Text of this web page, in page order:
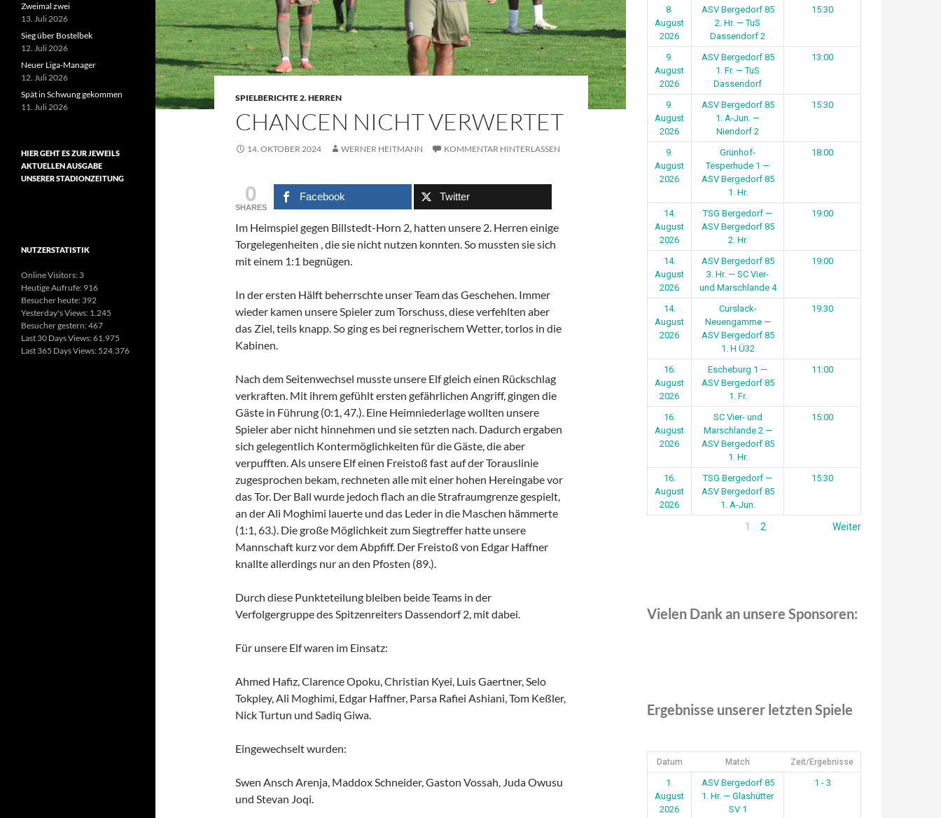
SPIELBERICHTE 2. HERREN
CHANCEN NICHT VERWERTET
14. OKTOBER 2024 WERNER HEITMANN KOMMENTAR HINTERLASSEN
0
SHARES
Facebook Twitter
Im Heimspiel gegen Billstedt-Horn 2, hatten unsere 2. Herren einige
Torgelegenheiten , die sie nicht nutzen konnten. So mussten sie sich
mit einem 1:1 begnügen.
In der ersten Hälft beherrschte unser Team das Geschehen. Immer
wieder kamen unsere Spieler zum Torschuss, diese verfehlten aber
das Ziel, teils knapp. So ging es bei regnerischem Wetter, torlos in die
Kabinen.
Nach dem Seitenwechsel musste unsere Elf gleich einen Rückschlag
verkraften. Mit ihrem gefühlt ersten gefährlichen Angriff, gingen die
Gäste in Führung (0:1, 47.). Eine Heimniederlage wollten unsere
Spieler aber nicht hinnehmen und sie setzten nach. Dadurch ergaben
sich gelegentlich Kontermöglichkeiten für die Gäste, die aber
verpufften. Als unsere Elf einen Freistoß fast auf der Torauslinie
zugesprochen bekam, rechneten alle mit einer hohen Hereingabe vor
das Tor. Der Ball wurde jedoch flach an die Strafraumgrenze gespielt,
an der Ali Moghimi lauerte und das Leder in die Maschen hämmerte
(1:1, 63.). Die große Möglichkeit zum Siegtreffer hatte unsere
Mannschaft kurz vor dem Abpfiff. Der Freistoß von Edgar Haffner
knallte allerdings nur an den Pfosten (89.).
Durch diese Punkteteilung bleiben beide Teams in der
Verfolgergruppe des Spitzenreiters Dassendorf 2, mit dabei.
Für unsere Elf waren im Einsatz:
Ahmed Hafiz, Clarence Opoku, Christian Kyei, Luis Gaertner, Selo
Tokpley, Ali Moghimi, Edgar Haffner, Parsa Rafiei Ashiani, Tom Keßler,
Nick Turtun und Sadiq Giwa.
Eingewechselt wurden:
Swen Ansch Arenja, Maddox Schneider, Gaston Vossah, Juda Owusu
und Stevan Joqi.
8.
August
2026
ASV Bergedorf 85
2. Hr. — TuS
Dassendorf 2
15:30
9.
August
2026
ASV Bergedorf 85
1. Fr. — TuS
Dassendorf
13:00
9.
August
2026
ASV Bergedorf 85
1. A-Jun. —
Niendorf 2
15:30
9.
August
2026
Grünhof-
Tesperhude 1 —
ASV Bergedorf 85
1. Hr.
18:00
14.
August
2026
TSG Bergedorf —
ASV Bergedorf 85
2. Hr.
19:00
14.
August
2026
ASV Bergedorf 85
3. Hr. — SC Vier-
und Marschlande 4
19:00
14.
August
2026
Curslack-
Neuengamme —
ASV Bergedorf 85
1. H Ü32
19:30
16.
August
2026
Escheburg 1 —
ASV Bergedorf 85
1. Fr.
11:00
16.
August
2026
SC Vier- und
Marschlande 2 —
ASV Bergedorf 85
1. Hr.
15:00
16.
August
2026
TSG Bergedorf —
ASV Bergedorf 85
1. A-Jun.
15:30
1 2 Weiter
Vielen Dank an unsere Sponsoren:
Ergebnisse unserer letzten Spiele
Datum Match Zeit/Ergebnisse
1.
August
2026
ASV Bergedorf 85
1. Hr. — Glashütter
SV 1
1 - 3
Zweimal zwei
13. Juli 2026
Sieg über Bostelbek
12. Juli 2026
Neuer Liga-Manager
12. Juli 2026
Spät in Schwung gekommen
11. Juli 2026
HIER GEHT ES ZUR JEWEILS
AKTUELLEN AUSGABE
UNSERER STADIONZEITUNG
NUTZERSTATISTIK
Online Visitors: 3
Heutige Aufrufe: 916
Besucher heute: 392
Yesterday's Views: 1.245
Besucher gestern:467
Last 30 Days Views:61.975
Last 365 Days Views: 524.376